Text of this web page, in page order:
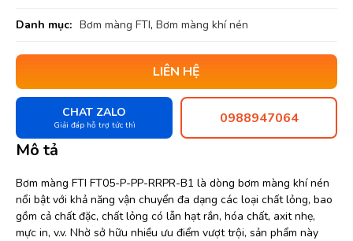
Danh mục: Bơm màng FTI, Bơm màng khí nén
LIÊN HỆ
CHAT ZALO
Giải đáp hỗ trợ tức thì 0988947064
Mô tả
Bơm màng FTI FT05-P-PP-RRPR-B1 là dòng bơm màng khí nén
nổi bật với khả năng vận chuyển đa dạng các loại chất lỏng, bao
gồm cả chất đặc, chất lỏng có lẫn hạt rắn, hóa chất, axit nhẹ,
mực in, v.v. Nhờ sở hữu nhiều ưu điểm vượt trội, sản phẩm này